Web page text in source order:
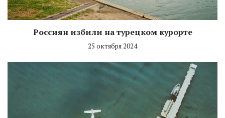
Россиян избили на турецком курорте
25 октября 2024